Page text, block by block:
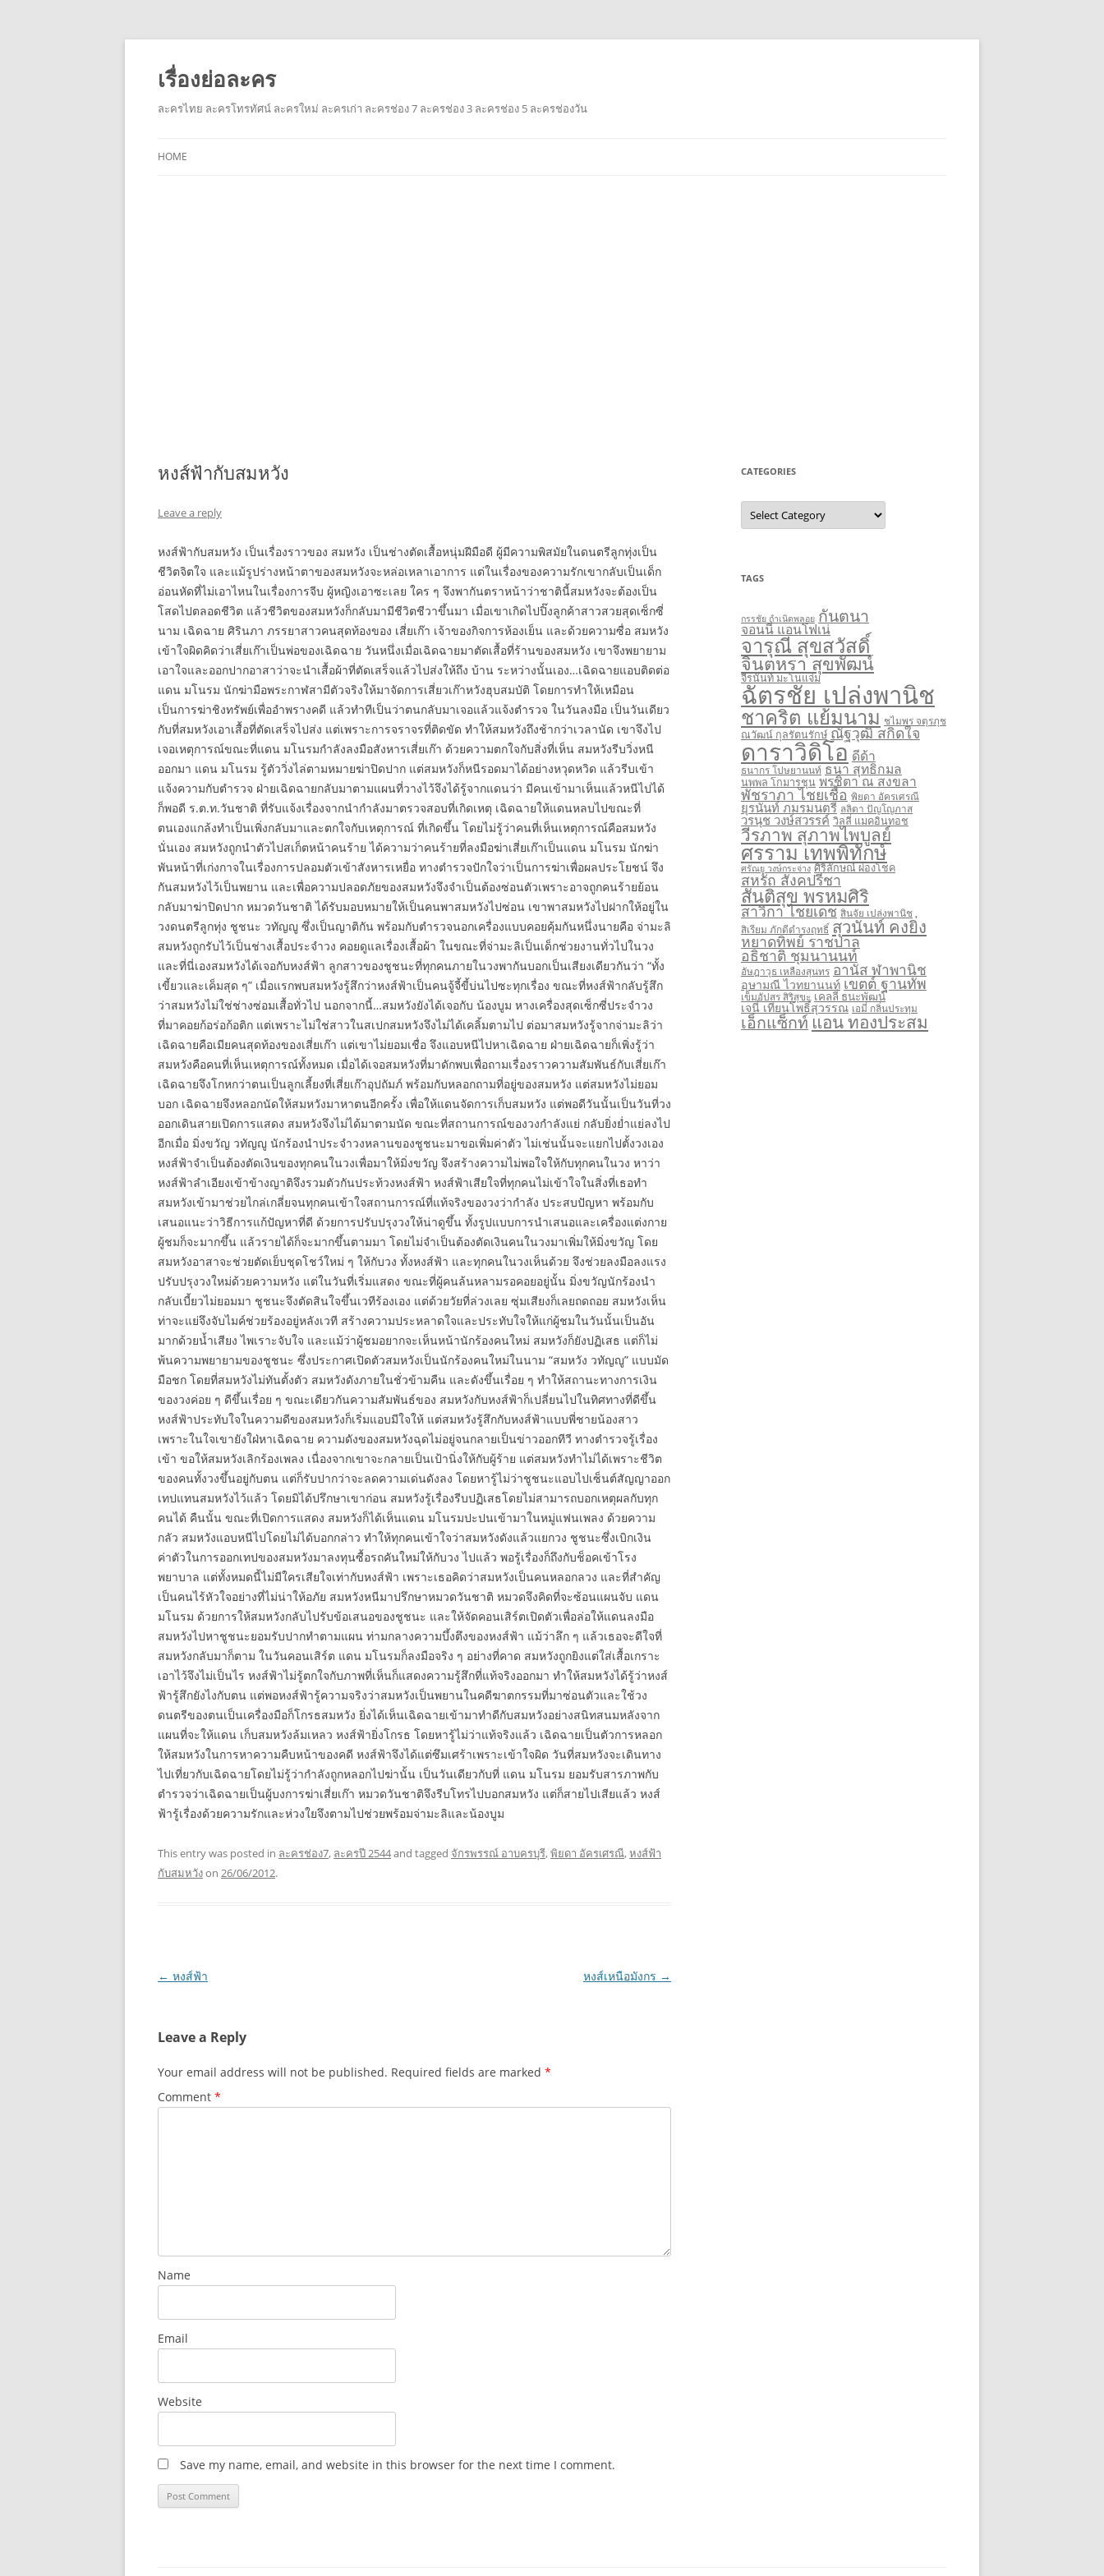
เรื่องย่อละคร
ละครไทย ละครโทรทัศน์ ละครใหม่ ละครเก่า ละครช่อง 7 ละครช่อง 3 ละครช่อง 5 ละครช่องวัน
HOME
หงส์ฟ้ากับสมหวัง
Leave a reply
หงส์ฟ้ากับสมหวัง เป็นเรื่องราวของ สมหวัง เป็นช่างตัดเสื้อหนุ่มฝีมือดี ผู้มีความพิสมัยในดนตรีลูกทุ่งเป็น
ชีวิตจิตใจ และแม้รูปร่างหน้าตาของสมหวังจะหล่อเหลาเอาการ แต่ในเรื่องของความรักเขากลับเป็นเด็ก
อ่อนหัดที่ไม่เอาไหนในเรื่องการจีบ ผู้หญิงเอาซะเลย ใคร ๆ จึงพากันตราหน้าว่าชาตินี้สมหวังจะต้องเป็น
โสดไปตลอดชีวิต แล้วชีวิตของสมหวังก็กลับมามีชีวิตชีวาขึ้นมา เมื่อเขาเกิดไปปิ๊งลูกค้าสาวสวยสุดเซ็กซี่
นาม เฉิดฉาย ศิรินภา ภรรยาสาวคนสุดท้องของ เสี่ยเก๊า เจ้าของกิจการห้องเย็น และด้วยความซื่อ สมหวัง
เข้าใจผิดคิดว่าเสี่ยเก๊าเป็นพ่อของเฉิดฉาย วันหนึ่งเมื่อเฉิดฉายมาตัดเสื้อที่ร้านของสมหวัง เขาจึงพยายาม
เอาใจและออกปากอาสาว่าจะนำเสื้อผ้าที่ตัดเสร็จแล้วไปส่งให้ถึง บ้าน ระหว่างนั้นเอง…เฉิดฉายแอบติดต่อ
แดน มโนรม นักฆ่ามือพระกาฬสามีตัวจริงให้มาจัดการเสี่ยวเก๊าหวังฮุบสมบัติ โดยการทำให้เหมือน
เป็นการฆ่าชิงทรัพย์เพื่ออำพรางคดี แล้วทำทีเป็นว่าตนกลับมาเจอแล้วแจ้งตำรวจ ในวันลงมือ เป็นวันเดียว
กับที่สมหวังเอาเสื้อที่ตัดเสร็จไปส่ง แต่เพราะการจราจรที่ติดขัด ทำให้สมหวังถึงช้ากว่าเวลานัด เขาจึงไป
เจอเหตุการณ์ขณะที่แดน มโนรมกำลังลงมือสังหารเสี่ยเก๊า ด้วยความตกใจกับสิ่งที่เห็น สมหวังรีบวิ่งหนี
ออกมา แดน มโนรม รู้ตัววิ่งไล่ตามหมายฆ่าปิดปาก แต่สมหวังก็หนีรอดมาได้อย่างหวุดหวิด แล้วรีบเข้า
แจ้งความกับตำรวจ ฝ่ายเฉิดฉายกลับมาตามแผนที่วางไว้จึงได้รู้จากแดนว่า มีคนเข้ามาเห็นแล้วหนีไปได้
ก็พอดี ร.ต.ท.วันชาติ ที่รับแจ้งเรื่องจากนำกำลังมาตรวจสอบที่เกิดเหตุ เฉิดฉายให้แดนหลบไปขณะที่
ตนเองแกล้งทำเป็นเพิ่งกลับมาและตกใจกับเหตุการณ์ ที่เกิดขึ้น โดยไม่รู้ว่าคนที่เห็นเหตุการณ์คือสมหวัง
นั่นเอง สมหวังถูกนำตัวไปสเก็ตหน้าคนร้าย ได้ความว่าคนร้ายที่ลงมือฆ่าเสี่ยเก๊าเป็นแดน มโนรม นักฆ่า
พันหน้าที่เก่งกาจในเรื่องการปลอมตัวเข้าสังหารเหยื่อ ทางตำรวจปักใจว่าเป็นการฆ่าเพื่อผลประโยชน์ จึง
กันสมหวังไว้เป็นพยาน และเพื่อความปลอดภัยของสมหวังจึงจำเป็นต้องซ่อนตัวเพราะอาจถูกคนร้ายย้อน
กลับมาฆ่าปิดปาก หมวดวันชาติ ได้รับมอบหมายให้เป็นคนพาสมหวังไปซ่อน เขาพาสมหวังไปฝากให้อยู่ใน
วงดนตรีลูกทุ่ง ชูชนะ วทัญญู ซึ่งเป็นญาติกัน พร้อมกับตำรวจนอกเครื่องแบบคอยคุ้มกันหนึ่งนายคือ จ่ามะลิ
สมหวังถูกรับไว้เป็นช่างเสื้อประจำวง คอยดูแลเรื่องเสื้อผ้า ในขณะที่จ่ามะลิเป็นเด็กช่วยงานทั่วไปในวง
และที่นี่เองสมหวังได้เจอกับหงส์ฟ้า ลูกสาวของชูชนะที่ทุกคนภายในวงพากันบอกเป็นเสียงเดียวกันว่า “ทั้ง
เขี้ยวและเค็มสุด ๆ” เมื่อแรกพบสมหวังรู้สึกว่าหงส์ฟ้าเป็นคนจู้จี้ขี้บ่นไปซะทุกเรื่อง ขณะที่หงส์ฟ้ากลับรู้สึก
ว่าสมหวังไม่ใช่ช่างซ่อมเสื้อทั่วไป นอกจากนี้…สมหวังยังได้เจอกับ น้องบูม หางเครื่องสุดเซ็กซี่ประจำวง
ที่มาคอยก้อร่อก้อติก แต่เพราะไม่ใช่สาวในสเปกสมหวังจึงไม่ได้เคลิ้มตามไป ต่อมาสมหวังรู้จากจ่ามะลิว่า
เฉิดฉายคือเมียคนสุดท้องของเสี่ยเก๊า แต่เขาไม่ยอมเชื่อ จึงแอบหนีไปหาเฉิดฉาย ฝ่ายเฉิดฉายก็เพิ่งรู้ว่า
สมหวังคือคนที่เห็นเหตุการณ์ทั้งหมด เมื่อได้เจอสมหวังที่มาดักพบเพื่อถามเรื่องราวความสัมพันธ์กับเสี่ยเก๊า
เฉิดฉายจึงโกหกว่าตนเป็นลูกเลี้ยงที่เสี่ยเก๊าอุปถัมภ์ พร้อมกับหลอกถามที่อยู่ของสมหวัง แต่สมหวังไม่ยอม
บอก เฉิดฉายจึงหลอกนัดให้สมหวังมาหาตนอีกครั้ง เพื่อให้แดนจัดการเก็บสมหวัง แต่พอดีวันนั้นเป็นวันที่วง
ออกเดินสายเปิดการแสดง สมหวังจึงไม่ได้มาตามนัด ขณะที่สถานการณ์ของวงกำลังแย่ กลับยิ่งย่ำแย่ลงไป
อีกเมื่อ มิ่งขวัญ วทัญญู นักร้องนำประจำวงหลานของชูชนะมาขอเพิ่มค่าตัว ไม่เช่นนั้นจะแยกไปตั้งวงเอง
หงส์ฟ้าจำเป็นต้องตัดเงินของทุกคนในวงเพื่อมาให้มิ่งขวัญ จึงสร้างความไม่พอใจให้กับทุกคนในวง หาว่า
หงส์ฟ้าลำเอียงเข้าข้างญาติจึงรวมตัวกันประท้วงหงส์ฟ้า หงส์ฟ้าเสียใจที่ทุกคนไม่เข้าใจในสิ่งที่เธอทำ
สมหวังเข้ามาช่วยไกล่เกลี่ยจนทุกคนเข้าใจสถานการณ์ที่แท้จริงของวงว่ากำลัง ประสบปัญหา พร้อมกับ
เสนอแนะว่าวิธีการแก้ปัญหาที่ดี ด้วยการปรับปรุงวงให้น่าดูขึ้น ทั้งรูปแบบการนำเสนอและเครื่องแต่งกาย
ผู้ชมก็จะมากขึ้น แล้วรายได้ก็จะมากขึ้นตามมา โดยไม่จำเป็นต้องตัดเงินคนในวงมาเพิ่มให้มิ่งขวัญ โดย
สมหวังอาสาจะช่วยตัดเย็บชุดโชว์ใหม่ ๆ ให้กับวง ทั้งหงส์ฟ้า และทุกคนในวงเห็นด้วย จึงช่วยลงมือลงแรง
ปรับปรุงวงใหม่ด้วยความหวัง แต่ในวันที่เริ่มแสดง ขณะที่ผู้คนล้นหลามรอคอยอยู่นั้น มิ่งขวัญนักร้องนำ
กลับเบี้ยวไม่ยอมมา ชูชนะจึงตัดสินใจขึ้นเวทีร้องเอง แต่ด้วยวัยที่ล่วงเลย ซุ่มเสียงก็เลยถดถอย สมหวังเห็น
ท่าจะแย่จึงจับไมค์ช่วยร้องอยู่หลังเวที สร้างความประหลาดใจและประทับใจให้แก่ผู้ชมในวันนั้นเป็นอัน
มากด้วยน้ำเสียง ไพเราะจับใจ และแม้ว่าผู้ชมอยากจะเห็นหน้านักร้องคนใหม่ สมหวังก็ยังปฏิเสธ แต่ก็ไม่
พ้นความพยายามของชูชนะ ซึ่งประกาศเปิดตัวสมหวังเป็นนักร้องคนใหม่ในนาม “สมหวัง วทัญญู” แบบมัด
มือชก โดยที่สมหวังไม่ทันตั้งตัว สมหวังดังภายในชั่วข้ามคืน และดังขึ้นเรื่อย ๆ ทำให้สถานะทางการเงิน
ของวงค่อย ๆ ดีขึ้นเรื่อย ๆ ขณะเดียวกันความสัมพันธ์ของ สมหวังกับหงส์ฟ้าก็เปลี่ยนไปในทิศทางที่ดีขึ้น
หงส์ฟ้าประทับใจในความดีของสมหวังก็เริ่มแอบมีใจให้ แต่สมหวังรู้สึกกับหงส์ฟ้าแบบพี่ชายน้องสาว
เพราะในใจเขายังใฝ่หาเฉิดฉาย ความดังของสมหวังฉุดไม่อยู่จนกลายเป็นข่าวออกทีวี ทางตำรวจรู้เรื่อง
เข้า ขอให้สมหวังเลิกร้องเพลง เนื่องจากเขาจะกลายเป็นเป้านิ่งให้กับผู้ร้าย แต่สมหวังทำไม่ได้เพราะชีวิต
ของคนทั้งวงขึ้นอยู่กับตน แต่ก็รับปากว่าจะลดความเด่นดังลง โดยหารู้ไม่ว่าชูชนะแอบไปเซ็นต์สัญญาออก
เทปแทนสมหวังไว้แล้ว โดยมิได้ปรึกษาเขาก่อน สมหวังรู้เรื่องรีบปฏิเสธโดยไม่สามารถบอกเหตุผลกับทุก
คนได้ คืนนั้น ขณะที่เปิดการแสดง สมหวังก็ได้เห็นแดน มโนรมปะปนเข้ามาในหมู่แฟนเพลง ด้วยความ
กลัว สมหวังแอบหนีไปโดยไม่ได้บอกกล่าว ทำให้ทุกคนเข้าใจว่าสมหวังดังแล้วแยกวง ชูชนะซึ่งเบิกเงิน
ค่าตัวในการออกเทปของสมหวังมาลงทุนซื้อรถคันใหม่ให้กับวง ไปแล้ว พอรู้เรื่องก็ถึงกับช็อคเข้าโรง
พยาบาล แต่ทั้งหมดนี้ไม่มีใครเสียใจเท่ากับหงส์ฟ้า เพราะเธอคิดว่าสมหวังเป็นคนหลอกลวง และที่สำคัญ
เป็นคนไร้หัวใจอย่างที่ไม่น่าให้อภัย สมหวังหนีมาปรึกษาหมวดวันชาติ หมวดจึงคิดที่จะซ้อนแผนจับ แดน
มโนรม ด้วยการให้สมหวังกลับไปรับข้อเสนอของชูชนะ และให้จัดคอนเสิร์ตเปิดตัวเพื่อล่อให้แดนลงมือ
สมหวังไปหาชูชนะยอมรับปากทำตามแผน ท่ามกลางความบึ้งตึงของหงส์ฟ้า แม้ว่าลึก ๆ แล้วเธอจะดีใจที่
สมหวังกลับมาก็ตาม ในวันคอนเสิร์ต แดน มโนรมก็ลงมือจริง ๆ อย่างที่คาด สมหวังถูกยิงแต่ใส่เสื้อเกราะ
เอาไว้จึงไม่เป็นไร หงส์ฟ้าไม่รู้ตกใจกับภาพที่เห็นก็แสดงความรู้สึกที่แท้จริงออกมา ทำให้สมหวังได้รู้ว่าหงส์
ฟ้ารู้สึกยังไงกับตน แต่พอหงส์ฟ้ารู้ความจริงว่าสมหวังเป็นพยานในคดีฆาตกรรมที่มาซ่อนตัวและใช้วง
ดนตรีของตนเป็นเครื่องมือก็โกรธสมหวัง ยิ่งได้เห็นเฉิดฉายเข้ามาทำดีกับสมหวังอย่างสนิทสนมหลังจาก
แผนที่จะให้แดน เก็บสมหวังล้มเหลว หงส์ฟ้ายิ่งโกรธ โดยหารู้ไม่ว่าแท้จริงแล้ว เฉิดฉายเป็นตัวการหลอก
ให้สมหวังในการหาความคืบหน้าของคดี หงส์ฟ้าจึงได้แต่ซึมเศร้าเพราะเข้าใจผิด วันที่สมหวังจะเดินทาง
ไปเที่ยวกับเฉิดฉายโดยไม่รู้ว่ากำลังถูกหลอกไปฆ่านั้น เป็นวันเดียวกับที่ แดน มโนรม ยอมรับสารภาพกับ
ตำรวจว่าเฉิดฉายเป็นผู้บงการฆ่าเสี่ยเก๊า หมวดวันชาติจึงรีบโทรไปบอกสมหวัง แต่ก็สายไปเสียแล้ว หงส์
ฟ้ารู้เรื่องด้วยความรักและห่วงใยจึงตามไปช่วยพร้อมจ่ามะลิและน้องบูม
This entry was posted in ละครช่อง7, ละครปี 2544and tagged จักรพรรณ์ อาบครบุรี,พิยดา อัครเศรณี,หงส์ฟ้า
กับสมหวังon 26/06/2012.
Post
← หงส์ฟ้า หงส์เหนือมังกร →
Leave a Reply
Your email address will not be published. Required fields are marked *
Comment *
Name
Email
Website
Save my name, email, and website in this browser for the next time I comment.
CATEGORIES
Categories
TAGS
กรรชัย กำเนิดพลอย กันตนา
จอนนี่ แอนโฟเน่
จารุณี สุขสวัสดิ์
จินตหรา สุขพัฒน์
จีรนันท์ มะโนแจ่ม
ฉัตรชัย เปล่งพานิช
ชาคริต แย้มนาม ชไมพร จตุรภุช
ณวัฒน์ กุลรัตนรักษ์ ณัฐวุฒิ สกิดใจ
ดาราวิดิโอ ดีด้า
ธนากร โปษยานนท์ ธนา สุทธิกมล
นพพล โกมารชุน พรชิตา ณ สงขลา
พัชราภา ไชยเชื้อ พิยดา อัครเศรณี
ยุรนันท์ ภมรมนตรี ลลิตา ปัญโญภาส
วรนุช วงษ์สวรรค์ วิลลี่ แมคอินทอช
วีรภาพ สุภาพไพบูลย์
ศรราม เทพพิทักษ์
ศรัณยู วงษ์กระจ่าง ศิริลักษณ์ ผ่องโชค
สหรัถ สังคปรีชา
สันติสุข พรหมศิริ
สาวิกา ไชยเดช สินจัย เปล่งพานิช
สิเรียม ภักดีดำรงฤทธิ์ สุวนันท์ คงยิ่ง
หยาดทิพย์ ราชปาล
อธิชาติ ชุมนานนท์
อัษฎาวุธ เหลืองสุนทร อานัส ฬาพานิช
อุษามณี ไวทยานนท์ เขตต์ ฐานทัพ
เข็มอัปสร สิริสุขะ เคลลี่ ธนะพัฒน์
เจนี่ เทียนโพธิ์สุวรรณ เอมี่ กลิ่นประทุม
เอ็กแซ็กท์ แอน ทองประสม